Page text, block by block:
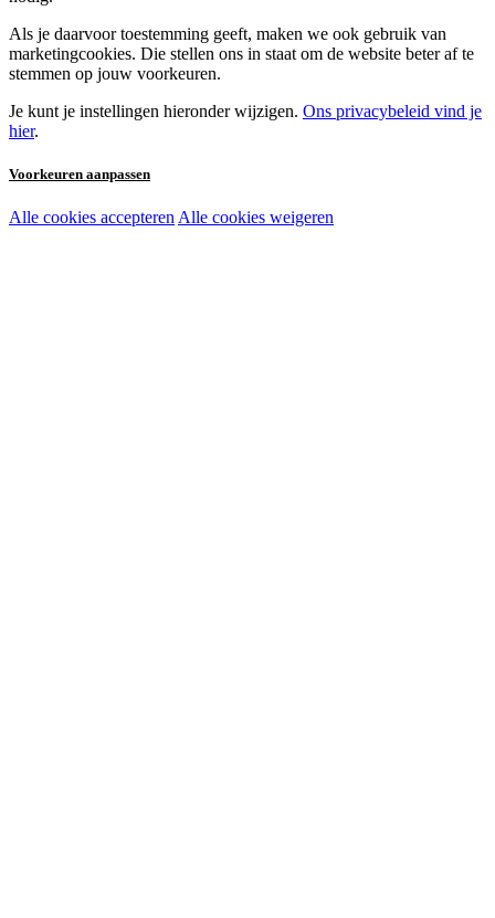
Als je daarvoor toestemming geeft, maken we ook gebruik van
marketingcookies. Die stellen ons in staat om de website beter af te
stemmen op jouw voorkeuren.
Je kunt je instellingen hieronder wijzigen. Ons privacybeleid vind je
hier.
Voorkeuren aanpassen
Noodzakelijke cookies:
Alle cookies accepteren Alle cookies weigeren